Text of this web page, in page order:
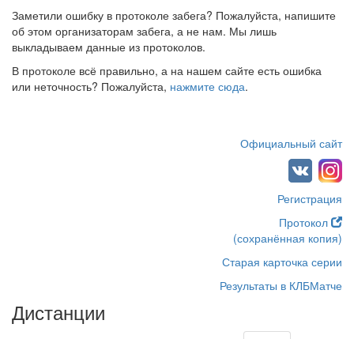
Заметили ошибку в протоколе забега? Пожалуйста, напишите
об этом организаторам забега, а не нам. Мы лишь
выкладываем данные из протоколов.
В протоколе всё правильно, а на нашем сайте есть ошибка
или неточность? Пожалуйста, нажмите сюда.
Официальный сайт
Регистрация
Протокол
(сохранённая копия)
Старая карточка серии
Результаты в КЛБМатче
Дистанции